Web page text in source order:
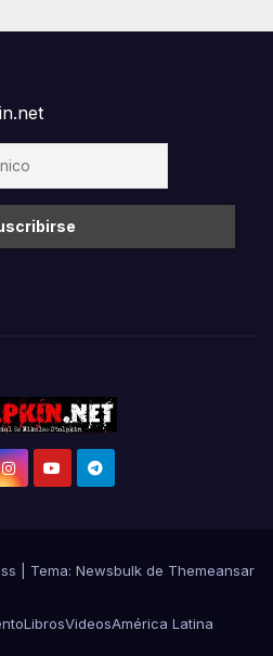
Tema: Newsbulkde Themeansar
LibrosVideosAmérica Latina